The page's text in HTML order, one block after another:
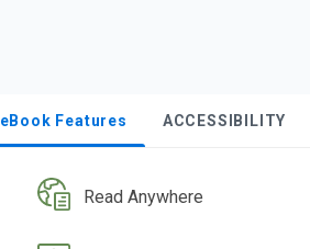
eBook Features ACCESSIBILITY
Read Anywhere